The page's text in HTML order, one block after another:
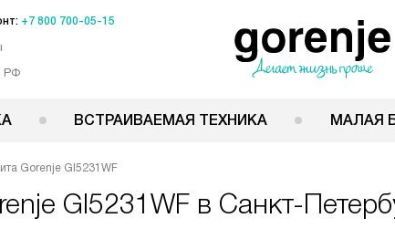
+7 800 700-05-15
РФ
ВСТРАИВАЕМАЯ ТЕХНИКА МАЛАЯ
Gorenje GI5231WF
GI5231WF в Санкт-